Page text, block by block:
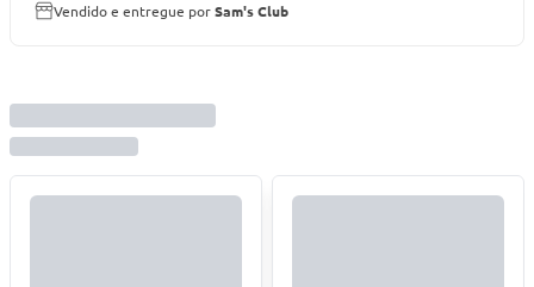
Vendido e entregue porSam's Club